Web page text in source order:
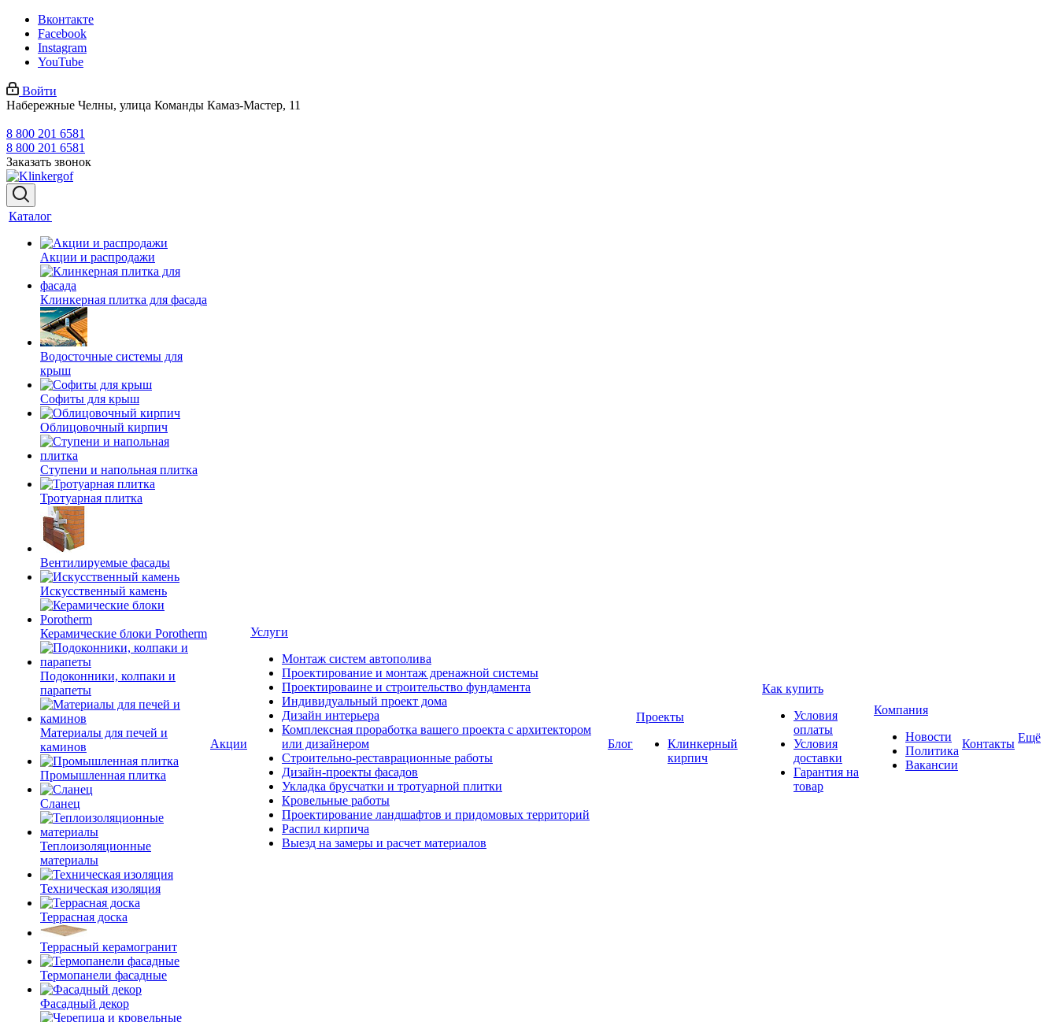
Вконтакте
Facebook
Instagram
YouTube
Войти
Набережные Челны, улица Команды Камаз-Мастер, 11
8 800 201 6581
8 800 201 6581
Заказать звонок
Каталог
Акции и распродажи
Клинкерная плитка для фасада
Водосточные системы для
крыш
Софиты для крыш
Облицовочный кирпич
Ступени и напольная плитка
Тротуарная плитка
Вентилируемые фасады
Искусственный камень
Керамические блоки Porotherm
Подоконники, колпаки и
парапеты
Материалы для печей и
каминов
Промышленная плитка
Сланец
Теплоизоляционные
материалы
Техническая изоляция
Террасная доска
Террасный керамогранит
Термопанели фасадные
Фасадный декор
Акции
Услуги
Монтаж систем автополива
Проектирование и монтаж дренажной системы
Проектироваине и строительство фундамента
Индивидуальный проект дома
Дизайн интерьера
Комплексная проработка вашего проекта с архитектором
или дизайнером
Строительно-реставрационные работы
Дизайн-проекты фасадов
Укладка брусчатки и тротуарной плитки
Кровельные работы
Проектирование ландшафтов и придомовых территорий
Распил кирпича
Выезд на замеры и расчет материалов
Блог
Проекты
Клинкерный
кирпич
Как купить
Условия
оплаты
Условия
доставки
Гарантия на
товар
Компания
Новости
Политика
Вакансии
Контакты Ещё